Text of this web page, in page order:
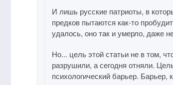
И лишь русские патриоты, в
предков пытаются как-то
удалось, оно так и умерло, даже
Но... цель этой статьи не в том,
разрушили, а сегодня отняли.
психологический барьер.